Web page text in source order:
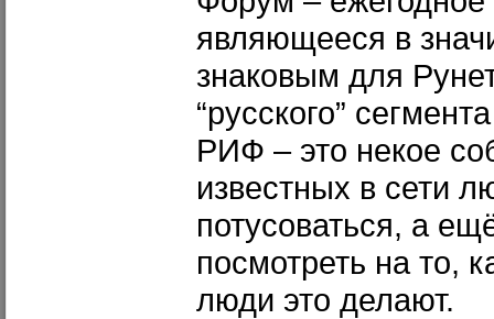
являющееся в
знаковым для
“русского”
РИФ – это некое
известных в сети
потусоваться, а
посмотреть на то,
люди это делают.